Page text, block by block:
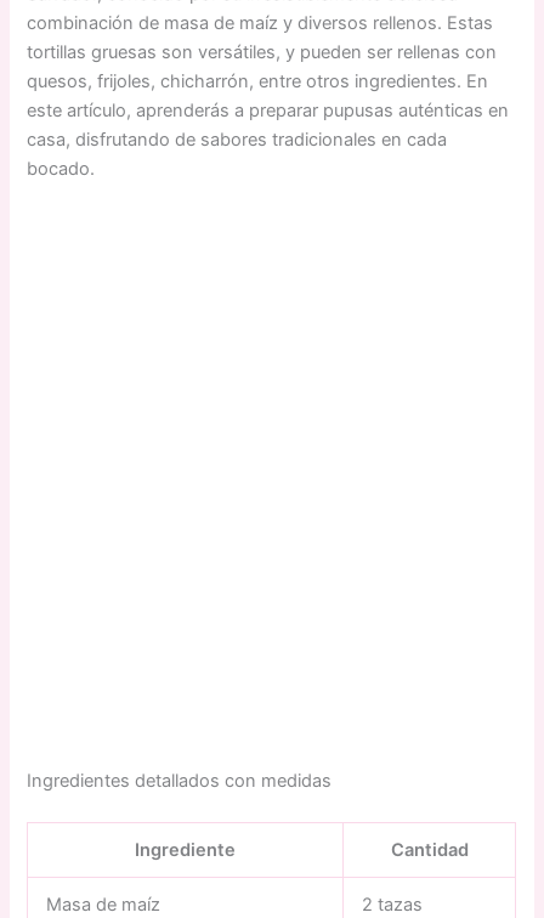
combinación de masa de maíz y diversos rellenos. Estas
tortillas gruesas son versátiles, y pueden ser rellenas con
quesos, frijoles, chicharrón, entre otros ingredientes. En
este artículo, aprenderás a preparar pupusas auténticas en
casa, disfrutando de sabores tradicionales en cada
bocado.
Ingredientes detallados con medidas
Ingrediente Cantidad
Masa de maíz 2 tazas